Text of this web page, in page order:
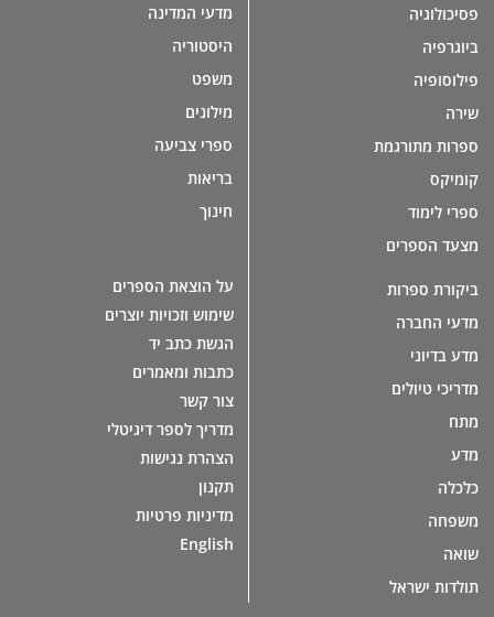
פסיכולוגיה
ביוגרפיה
פילוסופיה
שירה
ספרות מתורגמת
קומיקס
ספרי לימוד
מצעד הספרים
ביקורת ספרות
מדעי החברה
מדע בדיוני
מדריכי טיולים
מתח
מדע
כלכלה
משפחה
שואה
תולדות ישראל
מדעי המדינה
היסטוריה
משפט
מילונים
ספרי צביעה
בריאות
חינוך
על הוצאת הספרים
שימוש וזכויות יוצרים
הגשת כתב יד
כתבות ומאמרים
צור קשר
מדריך לספר דיגיטלי
הצהרת נגישות
תקנון
מדיניות פרטיות
English